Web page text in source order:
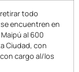
todo
encuentren en
al 600
Ciudad, con
cargo al/los